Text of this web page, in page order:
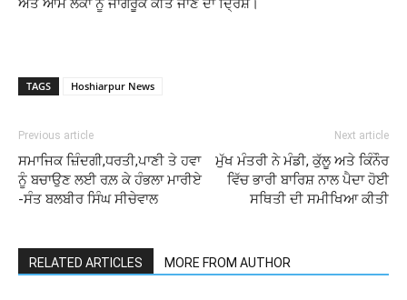
TAGS Hoshiarpur News
Previous article
ਸਮਾਜਿਕ ਜ਼ਿੰਦਗੀ,ਧਰਤੀ,ਪਾਣੀ ਤੇ ਹਵਾ
ਨੂੰ ਬਚਾਉਣ ਲਈ ਰਲ਼ ਕੇ ਹੰਭਲਾ ਮਾਰੀਏ
-ਸੰਤ ਬਲਬੀਰ ਸਿੰਘ ਸੀਚੇਵਾਲ
Next article
ਮੁੱਖ ਮੰਤਰੀ ਨੇ ਮੰਡੀ, ਕੁੱਲੂ ਅਤੇ ਕਿੰਨੌਰ
ਵਿੱਚ ਭਾਰੀ ਬਾਰਿਸ਼ ਨਾਲ ਪੈਦਾ ਹੋਈ
ਸਥਿਤੀ ਦੀ ਸਮੀਖਿਆ ਕੀਤੀ
RELATED ARTICLES MORE FROM AUTHOR